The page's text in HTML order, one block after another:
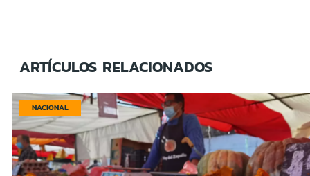
ARTÍCULOS RELACIONADOS
NACIONAL